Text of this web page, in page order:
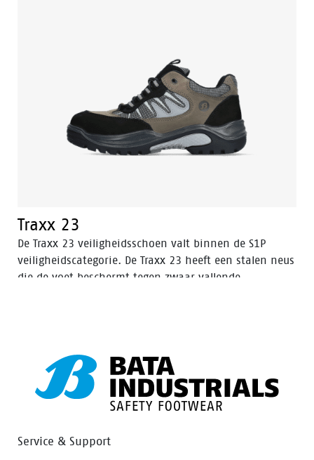
Traxx 23
De Traxx 23 veiligheidsschoen valt binnen de S1P
veiligheidscategorie. De Traxx 23 heeft een stalen neus
die de voet beschermt tegen zwaar vallende
Service & Support